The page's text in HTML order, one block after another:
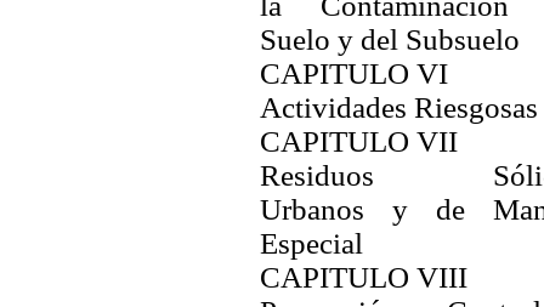
Suelo y del Subsuelo
CAPITULO VI
Actividades Riesgosas
CAPITULO VII
Residuos
Urbanos y de
Especial
CAPITULO VIII